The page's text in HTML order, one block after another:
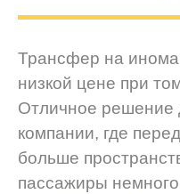
Трансфер на
низкой цене при
Отличное решение
компании, где
больше
пассажиры